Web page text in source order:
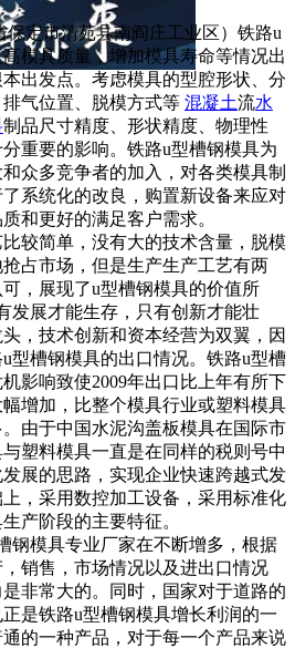
保定市清苑县南阎庄工业区）铁路u
模具质量，增加模具寿命等情况出
出发点。考虑模具的型腔形状、分
气位置、脱模方式等 混凝土流水
制品尺寸精度、形状精度、物理性
重要的影响。铁路u型槽钢模具为
众多竞争者的加入，对各类模具制
系统化的改良，购置新设备来应对
和更好的满足客户需求。
较简单，没有大的技术含量，脱模
占市场，但是生产生产工艺有两
，展现了u型槽钢模具的价值所
发展才能生存，只有创新才能壮
，技术创新和资本经营为双翼，因
型槽钢模具的出口情况。铁路u型槽
影响致使2009年出口比上年有所下
增加，比整个模具行业或塑料模具
由于中国水泥沟盖板模具在国际市
塑料模具一直是在同样的税则号中
展的思路，实现企业快速跨越式发
，采用数控加工设备，采用标准化
产阶段的主要特征。
钢模具专业厂家在不断增多，根据
销售，市场情况以及进出口情况
非常大的。同时，国家对于道路的
是铁路u型槽钢模具增长利润的一
的一种产品，对于每一个产品来说